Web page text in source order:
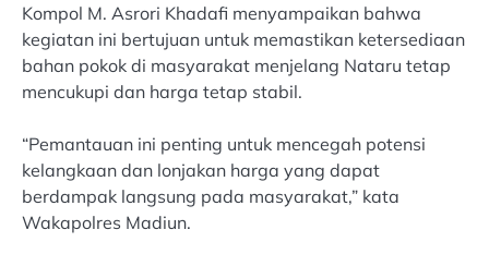
Kompol M. Asrori Khadafi menyampaikan bahwa
kegiatan ini bertujuan untuk memastikan ketersediaan
bahan pokok di masyarakat menjelang Nataru tetap
mencukupi dan harga tetap stabil.
“Pemantauan ini penting untuk mencegah potensi
kelangkaan dan lonjakan harga yang dapat
berdampak langsung pada masyarakat,” kata
Wakapolres Madiun.